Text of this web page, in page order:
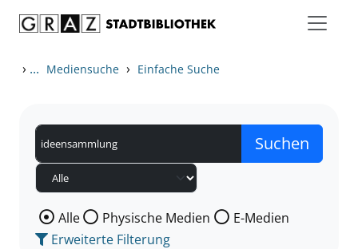
› ... Mediensuche › Einfache Suche
Wählen Sie die Medienart nach der Sie suchen wollen.
Alle Physische Medien
E-Medien
Erweiterte Filterung